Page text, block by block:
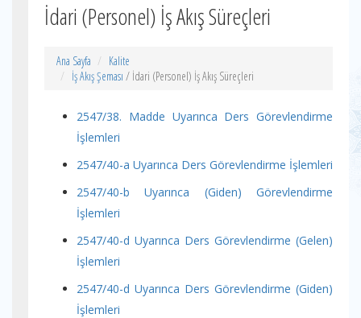
İdari (Personel) İş Akış Süreçleri
Ana Sayfa
Kalite
İş Akış Şeması / İdari (Personel) İş Akış Süreçleri
2547/38. Madde Uyarınca Ders Görevlendirme
İşlemleri
2547/40-a Uyarınca Ders Görevlendirme İşlemleri
2547/40-b Uyarınca (Giden) Görevlendirme
İşlemleri
2547/40-d Uyarınca Ders Görevlendirme (Gelen)
İşlemleri
2547/40-d Uyarınca Ders Görevlendirme (Giden)
İşlemleri